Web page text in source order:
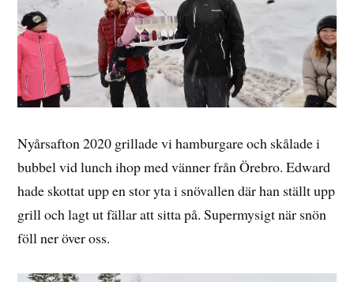
Nyårsafton 2020 grillade vi hamburgare och skålade i
bubbel vid lunch ihop med vänner från Örebro. Edward
hade skottat upp en stor yta i snövallen där han ställt upp
grill och lagt ut fällar att sitta på. Supermysigt när snön
föll ner över oss.